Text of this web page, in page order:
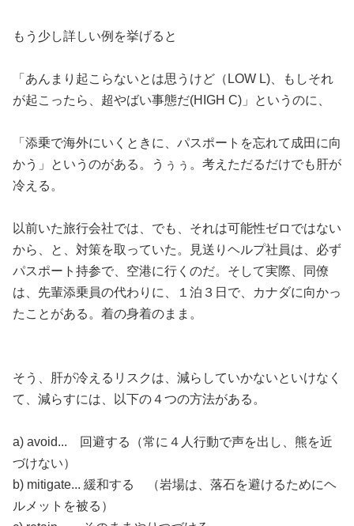
もう少し詳しい例を挙げると
「あんまり起こらないとは思うけど（LOW L)、もしそれ
が起こったら、超やばい事態だ(HIGH C)」というのに、
「添乗で海外にいくときに、パスポートを忘れて成田に向
かう」というのがある。うぅぅ。考えただるだけでも肝が
冷える。
以前いた旅行会社では、でも、それは可能性ゼロではない
から、と、対策を取っていた。見送りヘルプ社員は、必ず
パスポート持参で、空港に行くのだ。そして実際、同僚
は、先輩添乗員の代わりに、１泊３日で、カナダに向かっ
たことがある。着の身着のまま。
そう、肝が冷えるリスクは、減らしていかないといけなく
て、減らすには、以下の４つの方法がある。
a) avoid... 回避する（常に４人行動で声を出し、熊を近
づけない）
b) mitigate... 緩和する （岩場は、落石を避けるためにヘ
ルメットを被る）